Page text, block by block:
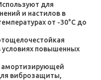
для
и настилов в
от -30°C до
повышенных
амортизирующей
виброзащиты,